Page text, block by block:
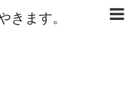
きます。